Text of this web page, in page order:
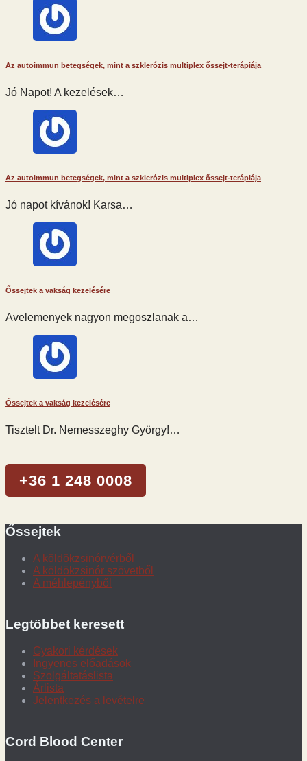
Az autoimmun betegségek, mint a szklerózis multiplex őssejt-terápiája
Jó Napot! A kezelések…
Az autoimmun betegségek, mint a szklerózis multiplex őssejt-terápiája
Jó napot kívánok! Karsa…
Őssejtek a vakság kezelésére
Avelemenyek nagyon megoszlanak a…
Őssejtek a vakság kezelésére
Tisztelt Dr. Nemesszeghy György!…
+36 1 248 0008
Őssejtek
A köldökzsinórvérből
A köldökzsinór szövetből
A méhlepényből
Legtöbbet keresett
Gyakori kérdések
Ingyenes előadások
Szolgáltatáslista
Árlista
Jelentkezés a levételre
Cord Blood Center